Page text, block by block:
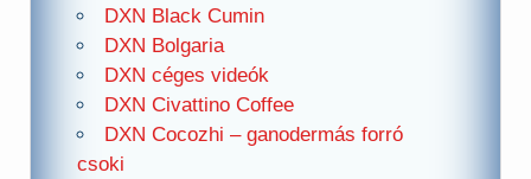
DXN Black Cumin
DXN Bolgaria
DXN céges videók
DXN Civattino Coffee
DXN Cocozhi – ganodermás forró
csoki